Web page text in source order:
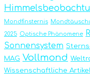
Mondfinsternis
2025 Optische Phänomene
Sonnensystem
MAG Vollmond
Wissenschaftliche Artikel